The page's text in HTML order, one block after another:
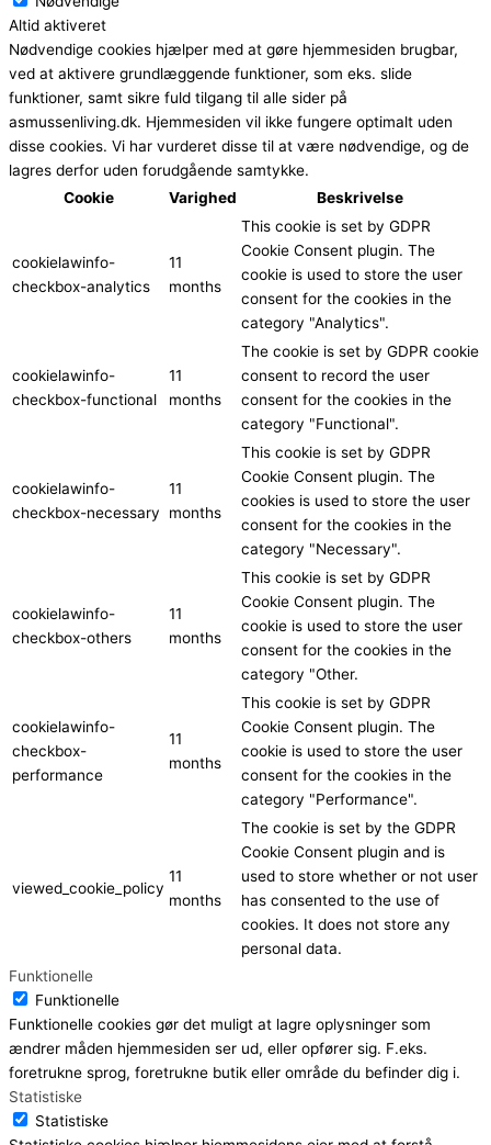
Altid aktiveret
Nødvendige cookies hjælper med at gøre hjemmesiden brugbar,
ved at aktivere grundlæggende funktioner, som eks. slide
funktioner, samt sikre fuld tilgang til alle sider på
asmussenliving.dk. Hjemmesiden vil ikke fungere optimalt uden
disse cookies. Vi har vurderet disse til at være nødvendige, og de
lagres derfor uden forudgående samtykke.
Cookie
Varighed Beskrivelse
cookielawinfo-
checkbox-analytics
11
months
This cookie is set by GDPR
Cookie Consent plugin. The
cookie is used to store the user
consent for the cookies in the
category "Analytics".
cookielawinfo-
checkbox-functional
11
months
The cookie is set by GDPR cookie
consent to record the user
consent for the cookies in the
category "Functional".
cookielawinfo-
checkbox-necessary
11
months
This cookie is set by GDPR
Cookie Consent plugin. The
cookies is used to store the user
consent for the cookies in the
category "Necessary".
cookielawinfo-
checkbox-others
11
months
This cookie is set by GDPR
Cookie Consent plugin. The
cookie is used to store the user
consent for the cookies in the
category "Other.
cookielawinfo-
checkbox-
performance
11
months
This cookie is set by GDPR
Cookie Consent plugin. The
cookie is used to store the user
consent for the cookies in the
category "Performance".
viewed_cookie_policy
11
months
The cookie is set by the GDPR
Cookie Consent plugin and is
used to store whether or not user
has consented to the use of
cookies. It does not store any
personal data.
Funktionelle
Funktionelle
Funktionelle cookies gør det muligt at lagre oplysninger som
ændrer måden hjemmesiden ser ud, eller opfører sig. F.eks.
foretrukne sprog, foretrukne butik eller område du befinder dig i.
Statistiske
Statistiske